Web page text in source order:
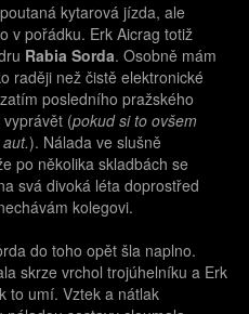
kytarová jízda, ale
v pořádku. Erk Aicrag totiž
Rabia Sorda. Osobně mám
raději než čistě elektronické
posledního pražského
(pokud si to ovšem
). Nálada ve slušně
po několika skladbách se
svá divoká léta doprostřed
kolegovi.
do toho opět šla naplno.
skrze vrchol trojúhelníku a Erk
to umí. Vztek a nátlak